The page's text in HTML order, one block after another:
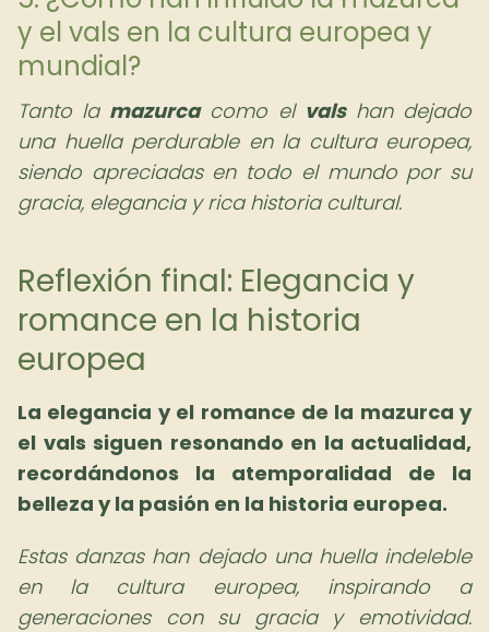
y el vals en la cultura europea y
mundial?
Tanto la mazurcacomo el valshan dejado
una huella perdurable en la cultura europea,
siendo apreciadas en todo el mundo por su
gracia, elegancia y rica historia cultural.
Reflexión final: Elegancia y
romance en la historia
europea
La elegancia y el romance de la mazurca y
el vals siguen resonando en la actualidad,
recordándonos la atemporalidad de la
belleza y la pasión en la historia europea.
Estas danzas han dejado una huella indeleble
en la cultura europea, inspirando a
generaciones con su gracia y emotividad.